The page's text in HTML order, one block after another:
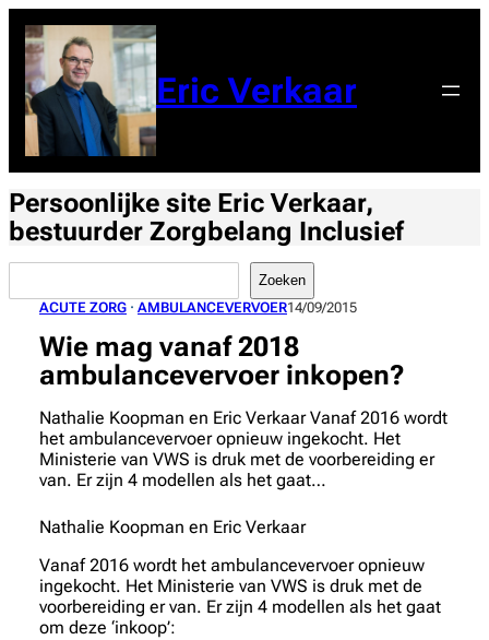
naar
de
inhoud
Eric Verkaar
Persoonlijke site Eric Verkaar,
bestuurder Zorgbelang Inclusief
Zoeken
ACUTE ZORG · AMBULANCEVERVOER14/09/2015
Wie mag vanaf 2018
ambulancevervoer inkopen?
Nathalie Koopman en Eric Verkaar Vanaf 2016 wordt
het ambulancevervoer opnieuw ingekocht. Het
Ministerie van VWS is druk met de voorbereiding er
van. Er zijn 4 modellen als het gaat…
Nathalie Koopman en Eric Verkaar
Vanaf 2016 wordt het ambulancevervoer opnieuw
ingekocht. Het Ministerie van VWS is druk met de
voorbereiding er van. Er zijn 4 modellen als het gaat
om deze ‘inkoop’: